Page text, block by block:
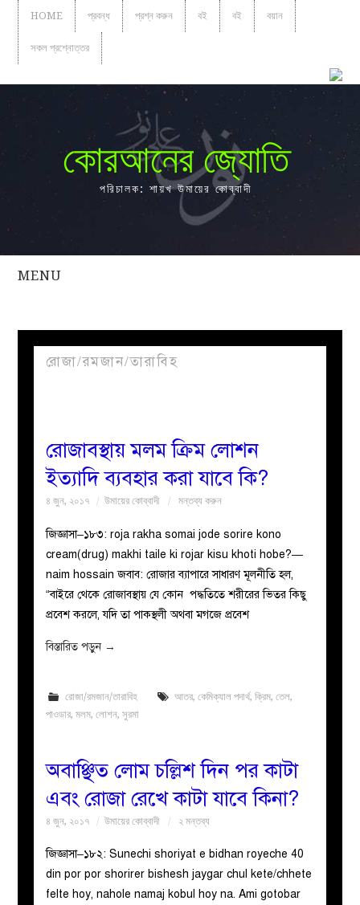
HOME প্রবন্ধ প্রশ্ন করুন বই বই বয়ান
সকল প্রশ্নোত্তর
কোরআনের জ্যোতি
পরিচালক: শায়খ উমায়ের কোব্বাদী
MENU
সকল
প্রবন্ধ
নারীদের
পাতা
মজলিস
প্রশ্ন
করুন
রোজা/রমজান/তারাবিহ
রোজাবস্থায় মলম ক্রিম লোশন
ইত্যাদি ব্যবহার করা যাবে কি?
৪ জুন, ২০১৭ উমায়ের কোব্বাদী মন্তব্য করুন
জিজ্ঞাসা–১৮৩: roja rakha somai jode sorire kono
cream(drug) makhi taile ki rojar kisu khoti hobe?—
naim hossain জবাব: রোজার ব্যাপারে সাধারণ মূলনীতি হল,
“বাইরে থেকে রোজাবস্থায় যে কোন পদ্ধতিতে শরীরের ভিতর কিছু
প্রবেশ করলে, যদি তা পাকস্থলী অথবা মগজে প্রবেশ
বিস্তারিত পড়ুন →
রোজা/রমজান/তারাবিহ আতর, কেমিক্যাল পদার্থ, ক্রিম, তেল,
পাওডার,মলম,লোশন,সুরমা
অবাঞ্ছিত লোম চল্লিশ দিন পর কাটা
এবং রোজা রেখে কাটা যাবে কিনা?
৪ জুন, ২০১৭ উমায়ের কোব্বাদী ২ মন্তব্য
জিজ্ঞাসা–১৮২: Sunechi shoriyat e bidhan royeche 40
din por por shorirer bishesh jaygar chul kete/chhete
felte hoy, nahole namaj kobul hoy na. Ami gotobar